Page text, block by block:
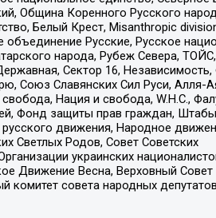
Община Коренного Русского
Белый Крест, Misanthropic
Русские, Русское
народа, Рубеж Севера,
Сектор 16,
Союз Славянских Сил Руси, Алля-
Нация и свобода, W.H.С.,
Фонд защиты прав граждан, Штабы
движения, Народное
Светлых Родов, Совет Советских
украинских
Движение Весна, Верховный Совет
комитет совета народных депутатов